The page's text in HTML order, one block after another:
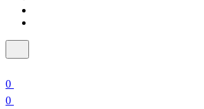
0
0